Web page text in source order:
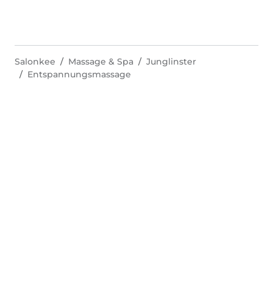
Salonkee Massage & Spa
Junglinster
Entspannungsmassage